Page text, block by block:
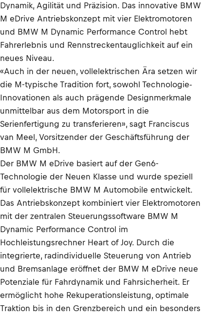
Dynamik, Agilität und Präzision. Das innovative BMW
M eDrive Antriebskonzept mit vier Elektromotoren
und BMW M Dynamic Performance Control hebt
Fahrerlebnis und Rennstreckentauglichkeit auf ein
neues Niveau.
«Auch in der neuen, vollelektrischen Ära setzen wir
die M-typische Tradition fort, sowohl Technologie-
Innovationen als auch prägende Designmerkmale
unmittelbar aus dem Motorsport in die
Serienfertigung zu transferieren», sagt Franciscus
van Meel, Vorsitzender der Geschäftsführung der
BMW M GmbH.
Der BMW M eDrive basiert auf der Gen6-
Technologie der Neuen Klasse und wurde speziell
für vollelektrische BMW M Automobile entwickelt.
Das Antriebskonzept kombiniert vier Elektromotoren
mit der zentralen Steuerungssoftware BMW M
Dynamic Performance Control im
Hochleistungsrechner Heart of Joy. Durch die
integrierte, radindividuelle Steuerung von Antrieb
und Bremsanlage eröffnet der BMW M eDrive neue
Potenziale für Fahrdynamik und Fahrsicherheit. Er
ermöglicht hohe Rekuperationsleistung, optimale
Traktion bis in den Grenzbereich und ein besonders